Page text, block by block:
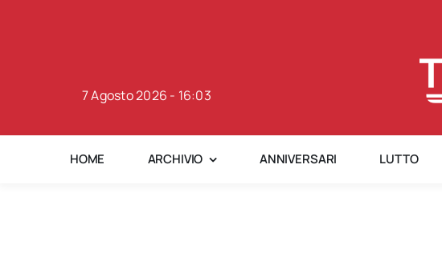
7 Agosto 2026 - 16:03
HOME ARCHIVIO ANNIVERSARI LUTTO